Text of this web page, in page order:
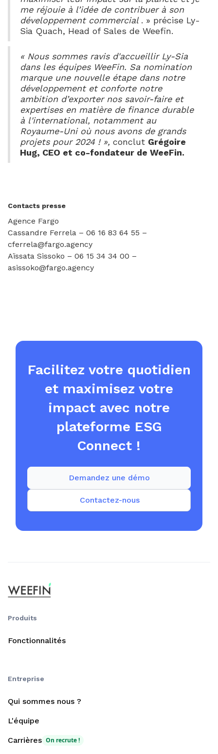
me réjouie à l’idée de contribuer à son
développement commercial . » précise Ly-
Sia Quach, Head of Sales de Weefin.
« Nous sommes ravis d'accueillir Ly-Sia
dans les équipes WeeFin. Sa nomination
marque une nouvelle étape dans notre
développement et conforte notre
ambition d’exporter nos savoir-faire et
expertises en matière de finance durable
à l'international, notamment au
Royaume-Uni où nous avons de grands
projets pour 2024 ! », conclut Grégoire
Hug, CEO et co-fondateur de WeeFin.
Contacts presse
Agence Fargo
Cassandre Ferrela – 06 16 83 64 55 –
cferrela@fargo.agency
Aïssata Sissoko – 06 15 34 34 00 –
asissoko@fargo.agency
Facilitez votre quotidien
et maximisez votre
impact avec notre
plateforme ESG
Connect !
Contactez-nous
Demandez une démo
Produits
Fonctionnalités
Entreprise
Qui sommes nous ?
L'équipe
Carrières On recrute !